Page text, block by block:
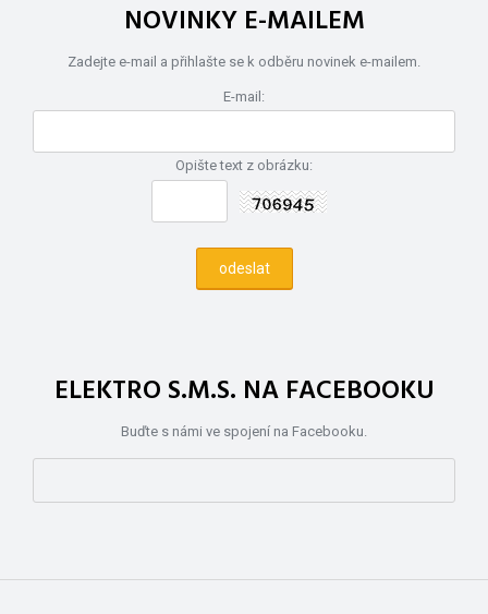
NOVINKY E-MAILEM
Zadejte e-mail a přihlašte se k odběru novinek e-mailem.
E-mail:
Opište text z obrázku:
ELEKTRO S.M.S. NA FACEBOOKU
Buďte s námi ve spojení na Facebooku.